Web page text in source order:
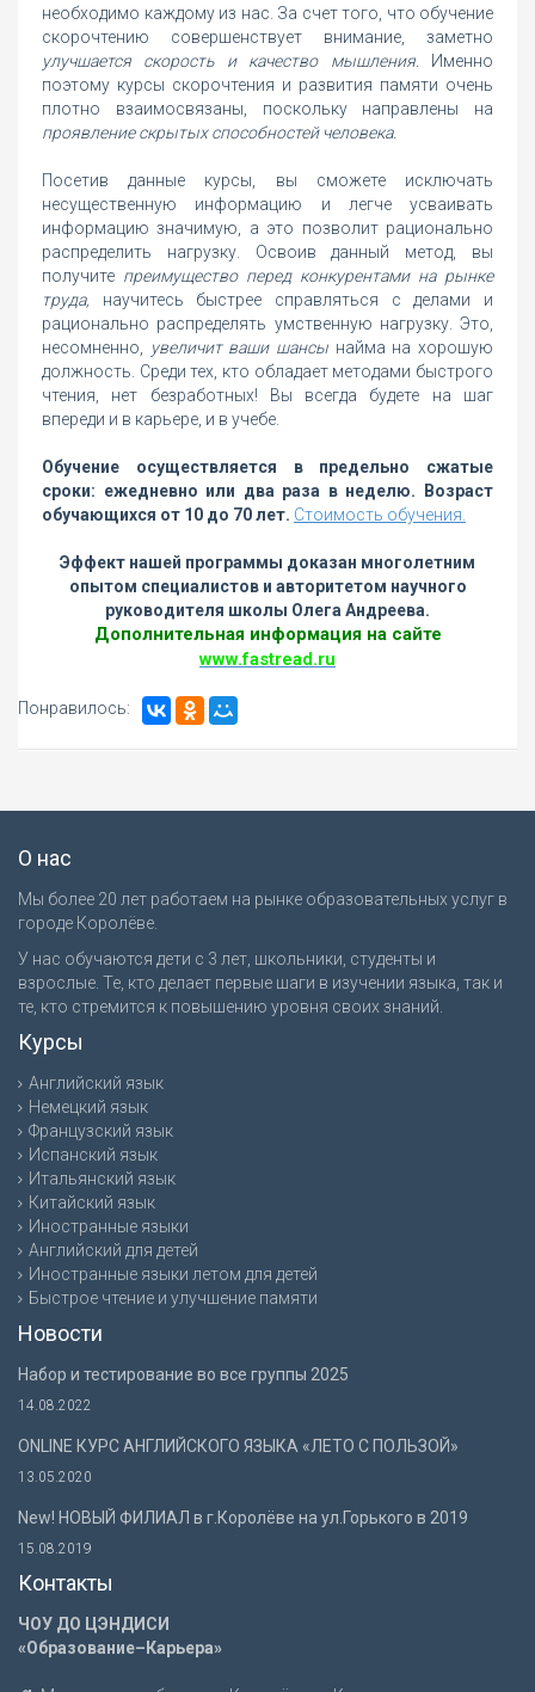
необходимо каждому из нас. За счет того, что обучение
скорочтению совершенствует внимание, заметно
улучшается скорость и качество мышления.
Именно
поэтому курсы скорочтения и развития памяти очень
плотно взаимосвязаны, поскольку направлены на
проявление скрытых способностей человека.
Посетив данные курсы, вы сможете исключать
несущественную информацию и легче усваивать
информацию значимую, а это позволит рационально
распределить нагрузку. Освоив данный метод, вы
получите преимущество перед конкурентами на рынке
труда, научитесь быстрее справляться с делами и
рационально распределять умственную нагрузку. Это,
несомненно,
увеличит ваши шансы найма на хорошую
должность. Среди тех, кто обладает методами быстрого
чтения, нет безработных! Вы всегда будете на шаг
впереди и в карьере, и в учебе.
Обучение осуществляется в предельно сжатые
сроки: ежедневно или два раза в неделю. Возраст
обучающихся от 10 до 70 лет. Стоимость обучения.
Эффект нашей программы доказан многолетним
опытом специалистов и авторитетом научного
руководителя школы Олега Андреева.
Дополнительная информация на сайте
www.fastread.ru
Понравилось:
О нас
Мы более 20 лет работаем на рынке образовательных услуг в
городе Королёве.
У нас обучаются дети с 3 лет, школьники, студенты и
взрослые. Те, кто делает первые шаги в изучении языка, так и
те, кто стремится к повышению уровня своих знаний.
Курсы
Английский язык
Немецкий язык
Французский язык
Испанский язык
Итальянский язык
Китайский язык
Иностранные языки
Английский для детей
Иностранные языки летом для детей
Быстрое чтение и улучшение памяти
Новости
Набор и тестирование во все группы 2025
14.08.2022
ONLINE КУРС АНГЛИЙСКОГО ЯЗЫКА «ЛЕТО С ПОЛЬЗОЙ»
13.05.2020
New! НОВЫЙ ФИЛИАЛ в г.Королёве на ул.Горького в 2019
15.08.2019
Контакты
ЧОУ ДО ЦЭНДИСИ
«Образование–Карьера»